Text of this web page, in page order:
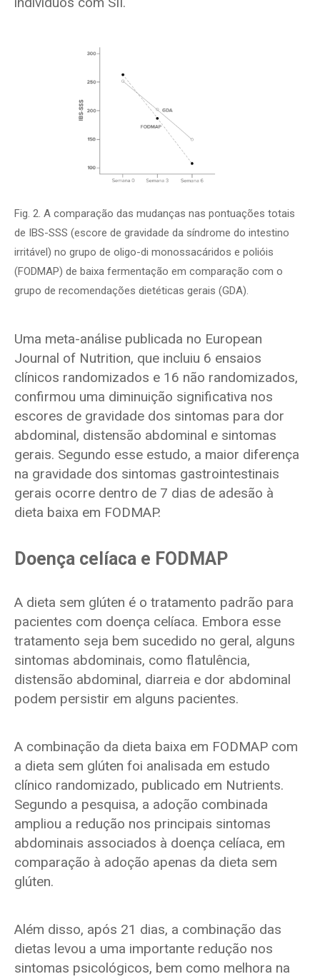
Fig. 2. A comparação das mudanças nas pontuações totais
de IBS-SSS (escore de gravidade da síndrome do intestino
irritável) no grupo de oligo-di monossacáridos e polióis
(FODMAP) de baixa fermentação em comparação com o
grupo de recomendações dietéticas gerais (GDA).
Uma meta-análise publicada no European
Journal of Nutrition, que incluiu 6 ensaios
clínicos randomizados e 16 não randomizados,
confirmou uma diminuição significativa nos
escores de gravidade dos sintomas para dor
abdominal, distensão abdominal e sintomas
gerais. Segundo esse estudo, a maior diferença
na gravidade dos sintomas gastrointestinais
gerais ocorre dentro de 7 dias de adesão à
dieta baixa em FODMAP.
Doença celíaca e FODMAP
A dieta sem glúten é o tratamento padrão para
pacientes com doença celíaca. Embora esse
tratamento seja bem sucedido no geral, alguns
sintomas abdominais, como flatulência,
distensão abdominal, diarreia e dor abdominal
podem persistir em alguns pacientes.
A combinação da dieta baixa em FODMAP com
a dieta sem glúten foi analisada em estudo
clínico randomizado, publicado em Nutrients.
Segundo a pesquisa, a adoção combinada
ampliou a redução nos principais sintomas
abdominais associados à doença celíaca, em
comparação à adoção apenas da dieta sem
glúten.
Além disso, após 21 dias, a combinação das
dietas levou a uma importante redução nos
sintomas psicológicos, bem como melhora na